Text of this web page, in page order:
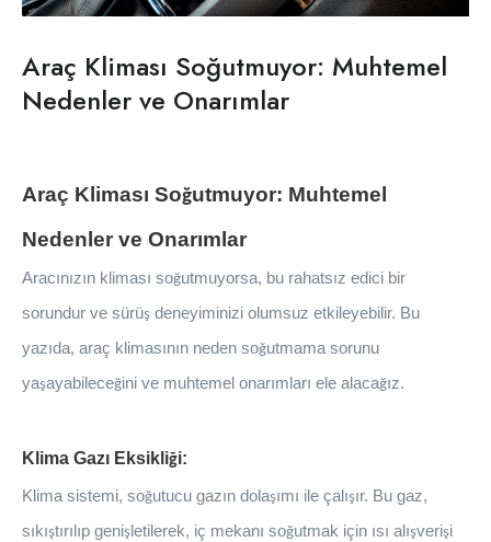
Araç Kliması Soğutmuyor: Muhtemel
Nedenler ve Onarımlar
Araç Kliması Soğutmuyor: Muhtemel
Nedenler ve Onarımlar
Aracınızın kliması soğutmuyorsa, bu rahatsız edici bir
sorundur ve sürüş deneyiminizi olumsuz etkileyebilir. Bu
yazıda, araç klimasının neden soğutmama sorunu
yaşayabileceğini ve muhtemel onarımları ele alacağız.
Klima Gazı Eksikliği:
Klima sistemi, soğutucu gazın dolaşımı ile çal ışır. Bu gaz,
sıkıştırı ıp geniş letilerek, iç mekanı soğutmak için ısı al ışverişi